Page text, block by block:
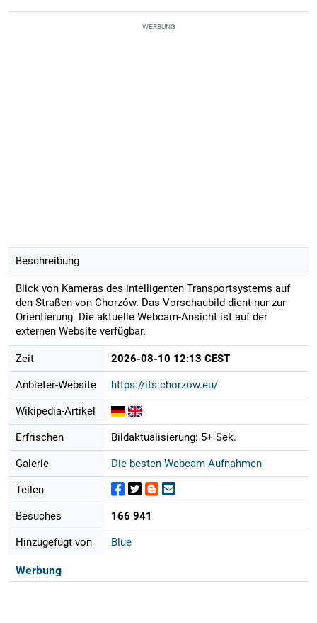
WERBUNG
Beschreibung
Blick von Kameras des intelligenten Transportsystems auf
den Straßen von Chorzów. Das Vorschaubild dient nur zur
Orientierung. Die aktuelle Webcam-Ansicht ist auf der
externen Website verfügbar.
Zeit 2026-08-10 12:13 CEST
Anbieter-Website https://its.chorzow.eu/
Wikipedia-Artikel
Erfrischen Bildaktualisierung: 5+ Sek.
Galerie Die besten Webcam-Aufnahmen
Teilen
Besuches 166 941
Hinzugefügt von Blue
Werbung